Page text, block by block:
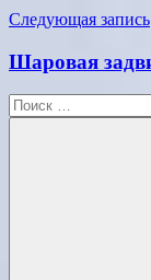
Следующая запись
Шаровая
Поиск
для: